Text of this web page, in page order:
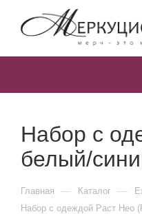
Набор с
белый/
Главная — Каталог —
Набор с одеждой Раст Нео